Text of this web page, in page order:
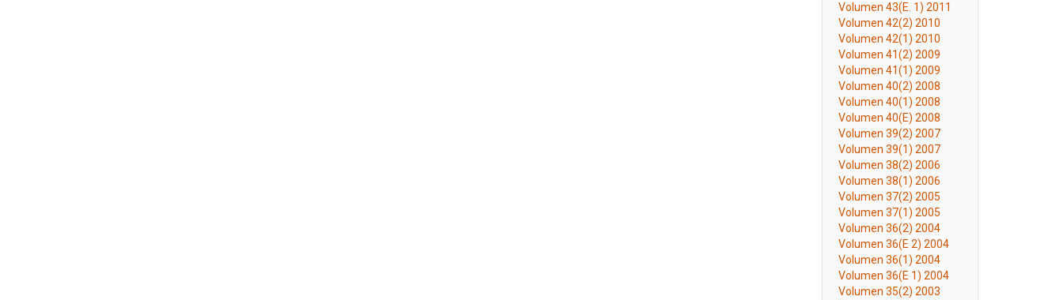
Volumen 43(E. 1) 2011
Volumen 42(2) 2010
Volumen 42(1) 2010
Volumen 41(2) 2009
Volumen 41(1) 2009
Volumen 40(2) 2008
Volumen 40(1) 2008
Volumen 40(E) 2008
Volumen 39(2) 2007
Volumen 39(1) 2007
Volumen 38(2) 2006
Volumen 38(1) 2006
Volumen 37(2) 2005
Volumen 37(1) 2005
Volumen 36(2) 2004
Volumen 36(E 2) 2004
Volumen 36(1) 2004
Volumen 36(E 1) 2004
Volumen 35(2) 2003